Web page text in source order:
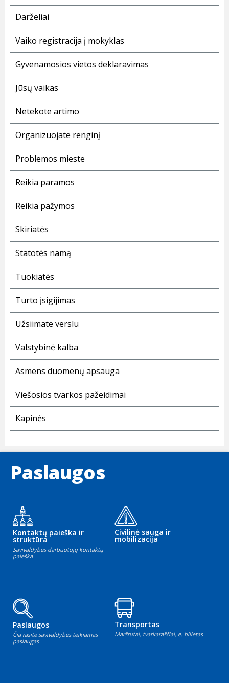
Darželiai
Vaiko registracija į mokyklas
Gyvenamosios vietos deklaravimas
Jūsų vaikas
Netekote artimo
Organizuojate renginį
Problemos mieste
Reikia paramos
Reikia pažymos
Skiriatės
Statotės namą
Tuokiatės
Turto įsigijimas
Užsiimate verslu
Valstybinė kalba
Asmens duomenų apsauga
Viešosios tvarkos pažeidimai
Kapinės
Paslaugos
Kontaktų paieška ir
struktūra
Savivaldybės darbuotojų kontaktų
paieška
Civilinė sauga ir
mobilizacija
Paslaugos
Čia rasite savivaldybės teikiamas
paslaugas
Transportas
Maršrutai, tvarkaraščiai, e. bilietas